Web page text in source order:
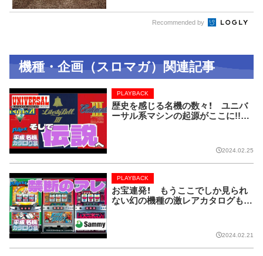
Recommended by
機種・企画（スロマガ）関連記事
歴史を感じる名機の数々！ ユニバ
ーサル系マシンの起源がここに!!【P
PLAYBACK
2024.02.25
お宝連発！ もうここでしか見られ
ない幻の機種の激レアカタログも！
PLAYBACK
2024.02.21